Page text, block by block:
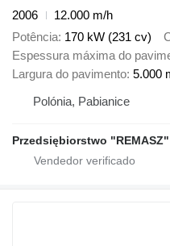
2006
12.000 m/h
Potência 170 kW (231 cv)
Espessura máxima do
Largura do pavimento 5.000
Polónia, Pabianice
Przedsiębiorstwo "REMASZ"